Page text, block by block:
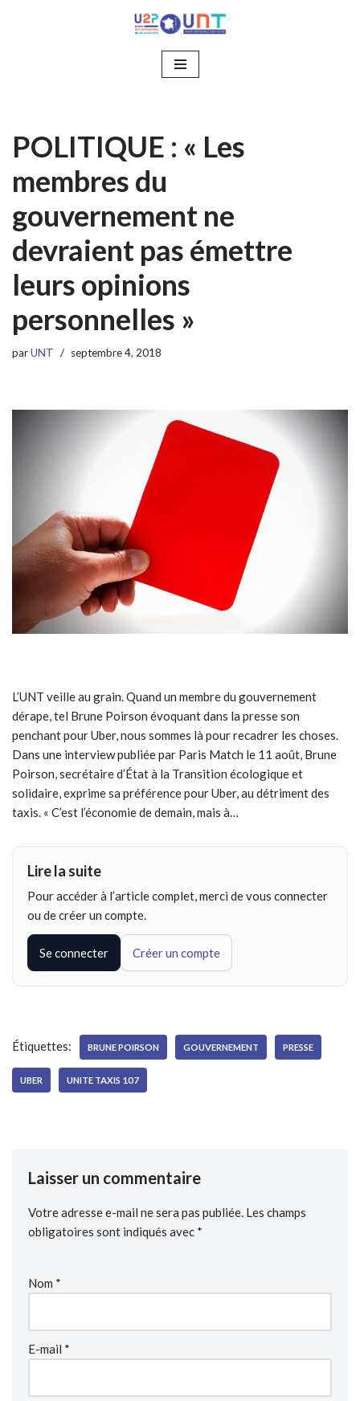
POLITIQUE : « Les
membres du
gouvernement ne
devraient pas émettre
leurs opinions
personnelles »
parUNT septembre 4, 2018
L’UNT veille au grain. Quand un membre du gouvernement
dérape, tel Brune Poirson évoquant dans la presse son
penchant pour Uber, nous sommes là pour recadrer les choses.
Dans une interview publiée par Paris Match le 11 août, Brune
Poirson, secrétaire d’État à la Transition écologique et
solidaire, exprime sa préférence pour Uber, au détriment des
taxis. « C’est l’économie de demain, mais à…
Lire la suite
Pour accéder à l’article complet, merci de vous connecter
ou de créer un compte.
Se connecter Créer un compte
Étiquettes: BRUNE POIRSON GOUVERNEMENT PRESSE
UBER UNITE TAXIS 107
Laisser un commentaire
Votre adresse e-mail ne sera pas publiée. Les champs
obligatoires sont indiqués avec *
Nom *
E-mail *